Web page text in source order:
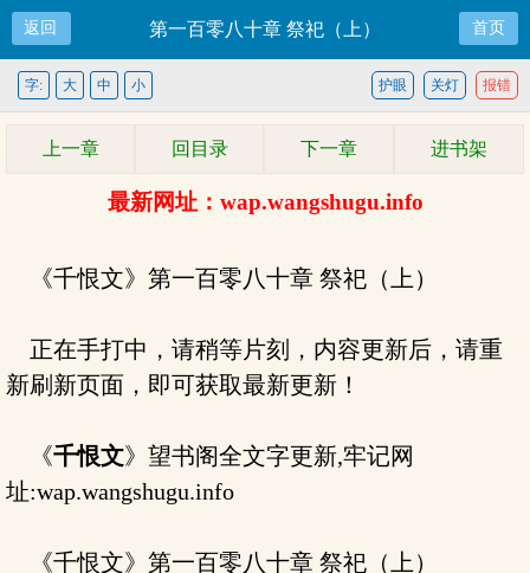
返回 第一百零八十章 祭祀（上） 首页
报错
关灯
护眼
字: 大 中 小
上一章 回目录 下一章 进书架
最新网址：wap.wangshugu.info
《千恨文》第一百零八十章 祭祀（上）
正在手打中，请稍等片刻，内容更新后，请重
新刷新页面，即可获取最新更新！
《千恨文》望书阁全文字更新,牢记网
址:wap.wangshugu.info
《千恨文》第一百零八十章 祭祀（上）